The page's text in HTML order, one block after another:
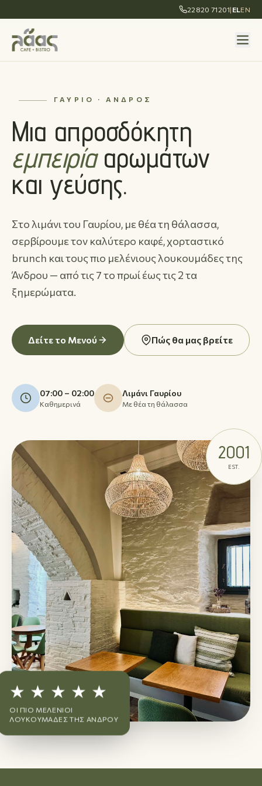
22820 71201| ELEN
ΓΑΎΡΙΟ · ΆΝΔΡΟΣ
Μια απροσδόκητη
εμπειρίααρωμάτων
και γεύσης.
Στο λιμάνι του Γαυρίου, με θέα τη θάλασσα,
σερβίρουμε τον καλύτερο καφέ, χορταστικό
brunch και τους πιο μελένιους λουκουμάδες της
Άνδρου — από τις 7 το πρωί έως τις 2 τα
ξημερώματα.
Δείτε το Μενού Πώς θα μας βρείτε
07:00 – 02:00
Καθημερινά
Λιμάνι Γαυρίου
Με θέα τη θάλασσα
★ ★ ★ ★ ★
ΟΙ ΠΙΟ ΜΕΛΈΝΙΟΙ
ΛΟΥΚΟΥΜΆΔΕΣ ΤΗΣ ΆΝΔΡΟΥ
2001
EST.